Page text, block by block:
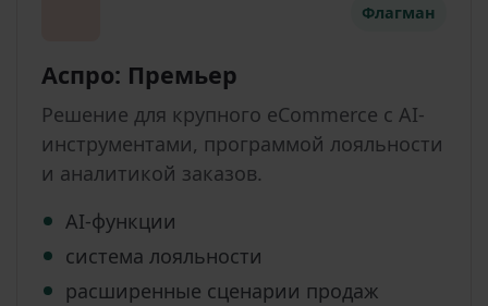
Флагман
Аспро: Премьер
Решение для крупного eCommerce с AI-
инструментами, программой лояльности
и аналитикой заказов.
AI-функции
система лояльности
расширенные сценарии продаж